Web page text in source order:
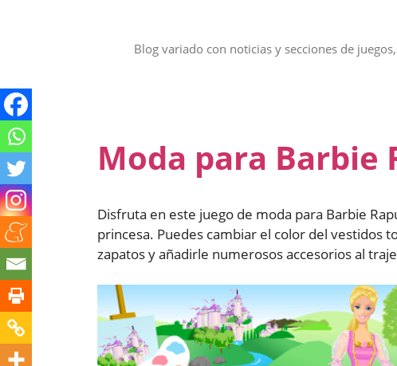
Blog variado con noticias y secciones de
Moda para Barbie
Disfruta en este juego de moda para Barbie
princesa. Puedes cambiar el color del vestidos
zapatos y añadirle numerosos accesorios al